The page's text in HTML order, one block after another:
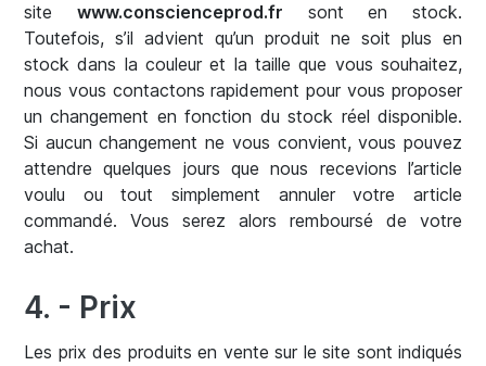
site www.conscienceprod.fr sont en stock.
Toutefois, s’il advient qu’un produit ne soit plus en
stock dans la couleur et la taille que vous souhaitez,
nous vous contactons rapidement pour vous proposer
un changement en fonction du stock réel disponible.
Si aucun changement ne vous convient, vous pouvez
attendre quelques jours que nous recevions l’article
voulu ou tout simplement annuler votre article
commandé. Vous serez alors remboursé de votre
achat.
4. - Prix
Les prix des produits en vente sur le site sont indiqués